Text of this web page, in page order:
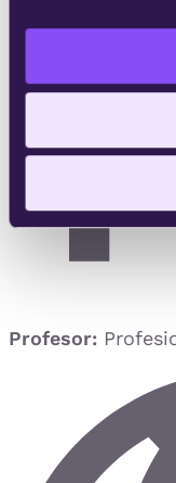
Profesor: